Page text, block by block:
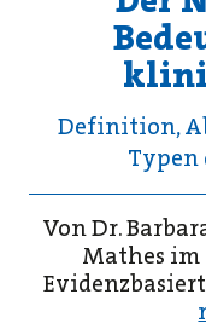
Definition,
Typen
Von Dr.
Mathes im